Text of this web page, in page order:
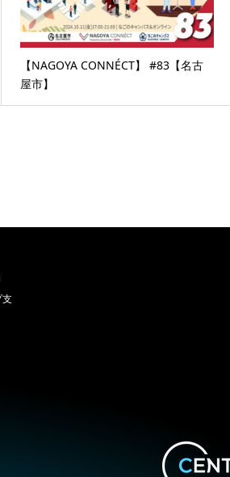
【NAGOYA CONNÉCT】 #83【名古
屋市】